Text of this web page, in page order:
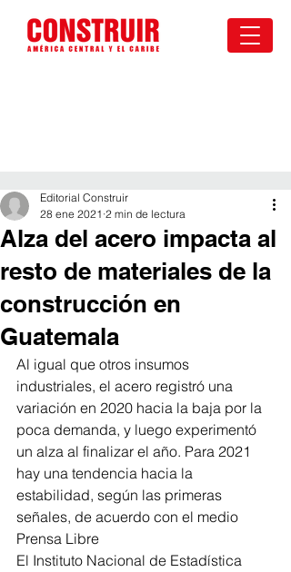
Alza del acero impacta al
resto de materiales de la
construcción en
Guatemala
Editorial Construir
28 ene 2021 2 min de lectura
Al igual que otros insumos
industriales, el acero registró una
variación en 2020 hacia la baja por la
poca demanda, y luego experimentó
un alza al finalizar el año. Para 2021
hay una tendencia hacia la
estabilidad, según las primeras
señales, de acuerdo con el medio
Prensa Libre
El Instituto Nacional de Estadística